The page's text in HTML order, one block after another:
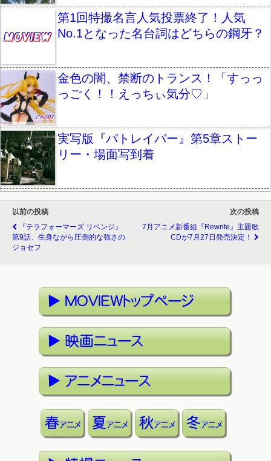
第1回特撮名言人気投票終了！人気
No.1となった名台詞はどちらの鋼牙？
金色の闇、禁断のトランス！「すっっ
っごく！！えっちぃ気分♡」
実写版『パトレイバー』第5章ストー
リー・場面写到着
以前の投稿
『テラフォーマーズ リベンジ』
第9話、生身ながら圧倒的な強さの
ジョセフ
次の投稿
7月アニメ新番組『Rewrite』主題歌
CDが7月27日発売決定！